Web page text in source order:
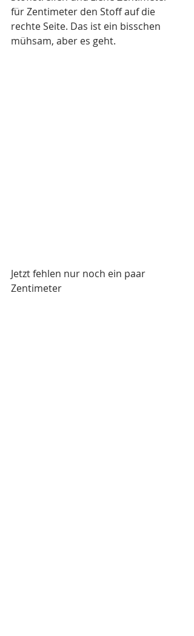
für Zentimeter den Stoff auf die
rechte Seite. Das ist ein bisschen
mühsam, aber es geht.
Jetzt fehlen nur noch ein paar
Zentimeter